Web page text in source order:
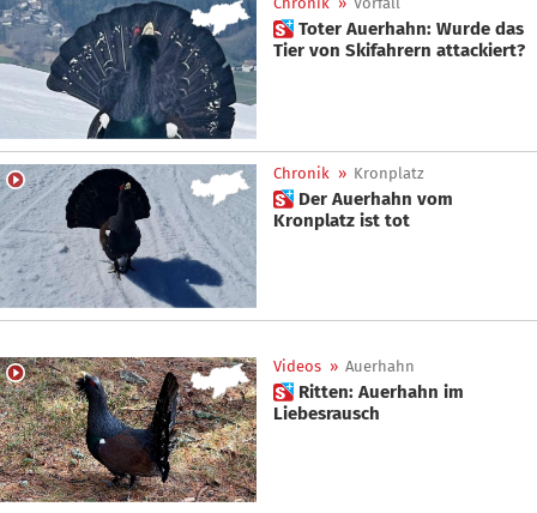
 Toter Auerhahn: Wurde das
Tier von Skifahrern attackiert?
Chronik » Kronplatz
 Der Auerhahn vom
Kronplatz ist tot
Videos » Auerhahn
 Ritten: Auerhahn im
Liebesrausch